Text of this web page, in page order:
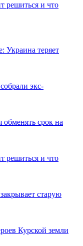
решиться и что
Украина теряет
экс-
срок на
решиться и что
старую
Курской земли